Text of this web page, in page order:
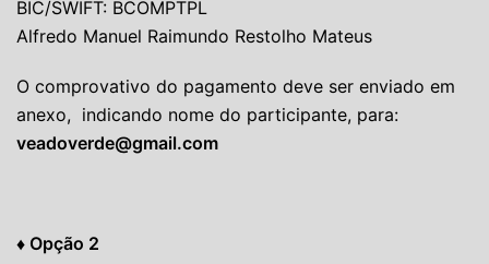
BIC/SWIFT: BCOMPTPL
Alfredo Manuel Raimundo Restolho Mateus
O comprovativo do pagamento deve ser enviado em
anexo, indicando nome do participante, para:
veadoverde@gmail.com
♦ Opção 2